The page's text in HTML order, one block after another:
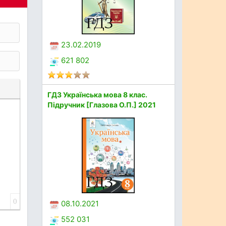
0
23.02.2019
621 802
ГДЗ Українська мова 8 клас.
Підручник [Глазова О.П.] 2021
08.10.2021
552 031